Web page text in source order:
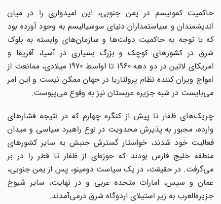
حاکمیت کمونیسم در یمن جنوبی، این امیدواری را در میان
اندیشمندان و سیاستمداران دنیای سوسیالیسم به وجود آورده بود
که با توجه به حاکمیت دولت‌ها و سازمان‌های وابسته به بلوک
شرق در کشورهای کوچک و بزرگ بسیاری در آسیا، آفریقا و
امریکای لاتین در دو دهه 1960 تا اواسط 1970 میلادی، ممانعت از
امواج ویران کننده نظام پرولتاریا در جهان ممکن نیست و این امر
می‌بایست در شبه جزیره عربستان نیز به وقوع می‌پیوست.
چریک‌های ظفار تا پیش از کنگره چهارم که در نتیجه فشارهای
وارده، مجبور به پذیرش محدویت در نوع راهبرد سیاسی و میدان
فعالیت خود شدند، خواستار گسترش جنبش به سایر کشورهای
منطقه خلیج فارس بودند که حوزه‌ای از ظفار تا قطر را در بر
می‌گرفت. در حقیقت، در یک سیاست دومینو، پس از یمن جنوبی،
عمان و سپس، امارات متحده عربی و در نهایت، سایر شیوخ
جزیره‌العرب به زیر استیلای اردوگاه شرق درمی‌آمدند.